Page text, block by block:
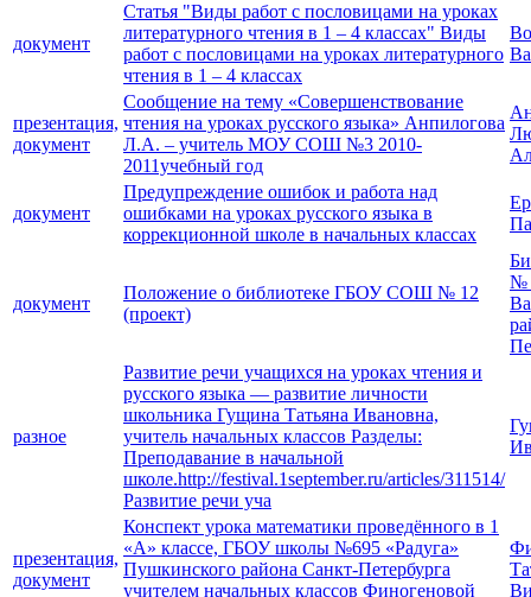
документ
Статья "Виды работ с пословицами на уроках
литературного чтения в 1 – 4 классах" Виды
работ с пословицами на уроках литературного
чтения в 1 – 4 классах
презентация,
документ
Сообщение на тему «Совершенствование
чтения на уроках русского языка» Анпилогова
Л.А. – учитель МОУ СОШ №3 2010-
2011учебный год
документ
Предупреждение ошибок и работа над
ошибками на уроках русского языка в
коррекционной школе в начальных классах
документ
Положение о библиотеке ГБОУ СОШ № 12
(проект)
№
разное
Развитие речи учащихся на уроках чтения и
русского языка — развитие личности
школьника Гущина Татьяна Ивановна,
учитель начальных классов Разделы:
Преподавание в начальной
школе.http://festival.1september.ru/articles/311514/
Развитие речи уча
презентация,
документ
Конспект урока математики проведённого в 1
«А» классе, ГБОУ школы №695 «Радуга»
Пушкинского района Санкт-Петербурга
учителем начальных классов Финогеновой